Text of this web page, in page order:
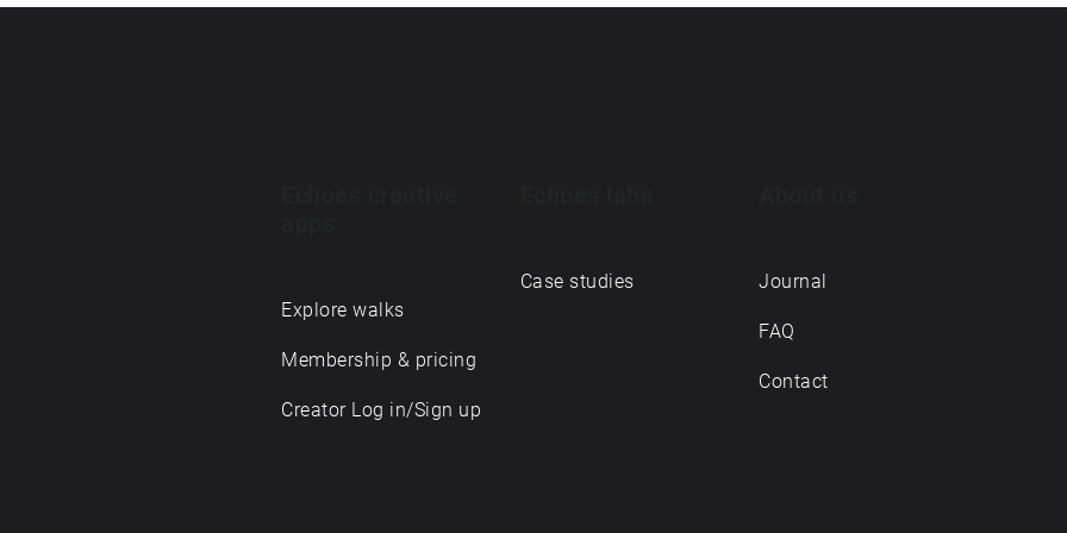
Explore walks
Membership & pricing
Creator Log in/Sign up
Case studies Journal
FAQ
Contact